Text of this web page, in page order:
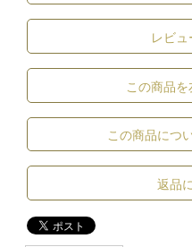
レビ
この商品
この商品につ
返品